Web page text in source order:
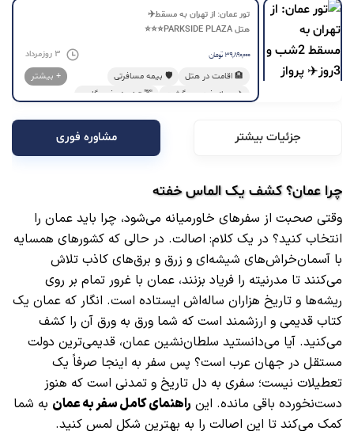
مرداد ۳ روز
تور عمان: از تهران به مسقط✈️
هتل PARKSIDE PLAZA⭐⭐⭐
۳۹,۸۹۰,۰۰۰ تومان
🏨 اقامت در هتل
🛡️ بیمه مسافرتی
✈️ پرواز رفت و برگشت
🚖 ترنسفر فرودگاهی
+ بیشتر
جزئیات بیشتر مشاوره فوری
چرا عمان؟ کشف یک الماس خفته
وقتی صحبت از سفرهای خاورمیانه می‌شود، چرا باید عمان را
انتخاب کنید؟ در یک کلام: اصالت. در حالی که کشورهای همسایه
با آسمان‌خراش‌های شیشه‌ای و زرق و برق‌های کاذب تلاش
می‌کنند تا مدرنیته را فریاد بزنند، عمان با غرور تمام بر روی
ریشه‌ها و تاریخ هزاران ساله‌اش ایستاده است. انگار که عمان یک
کتاب قدیمی و ارزشمند است که شما ورق به ورق آن را کشف
می‌کنید. آیا می‌دانستید سلطان‌نشین عمان، قدیمی‌ترین دولت
مستقل در جهان عرب است؟ پس سفر به اینجا صرفاً یک
تعطیلات نیست؛ سفری به دل تاریخ و تمدنی است که هنوز
دست‌نخورده باقی مانده. این راهنمای کامل سفر به عمان به شما
کمک می‌کند تا این اصالت را به بهترین شکل لمس کنید.